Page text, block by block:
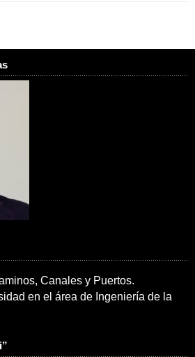
Canales y Puertos.
en el área de Ingeniería de la